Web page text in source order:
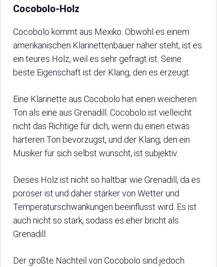
Cocobolo-Holz
Cocobolo kommt aus Mexiko. Obwohl es einem
amerikanischen Klarinettenbauer näher steht, ist es
ein teures Holz, weil es sehr gefragt ist. Seine
beste Eigenschaft ist der Klang, den es erzeugt.
Eine Klarinette aus Cocobolo hat einen weicheren
Ton als eine aus Grenadill. Cocobolo ist vielleicht
nicht das Richtige für dich, wenn du einen etwas
härteren Ton bevorzugst, und der Klang, den ein
Musiker für sich selbst wünscht, ist subjektiv.
Dieses Holz ist nicht so haltbar wie Grenadill, da es
poröser ist und daher stärker von Wetter und
Temperaturschwankungen beeinflusst wird. Es ist
auch nicht so stark, sodass es eher bricht als
Grenadill.
Der größte Nachteil von Cocobolo sind jedoch